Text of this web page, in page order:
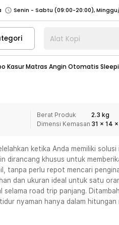
Senin - Jumat (07:00 - 20:00),
Senin - Jumat (08:00 - 20:00), Sabtu -
Senin - Jumat (08:00 - 20:00), Sabtu -
Senin - Sabtu (09:00-20:00),
Senin - Sabtu (09:00-20:00),
Senin - Jumat (07:00 - 20:00),
Senin - Jumat (08:00 - 20:00), Sabtu -
Senin - Jumat (08:00 - 20:00), Sabtu -
Alat Kopi
Kasur Matras Angin Otomatis
Berat Produk
2.3 kg
Dimensi Kemasan 31 x 14 x
ketika Anda memiliki
dirancang khusus untuk
tanpa perlu repot mencari
dan ukuran ideal untuk satu
road trip panjang.
nyaman hanya dalam hitungan